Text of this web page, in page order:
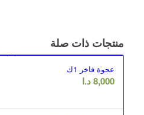
منتجات ذات صلة
عجوة فاخر 1ك
8,000 د.ا